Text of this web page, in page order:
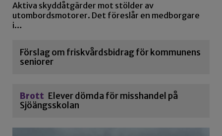
Aktiva skyddåtgärder mot stölder av
utombordsmotorer. Det föreslår en medborgare
i…
Förslag om friskvårdsbidrag för kommunens
seniorer
Brott Elever dömda för misshandel på
Sjöängsskolan